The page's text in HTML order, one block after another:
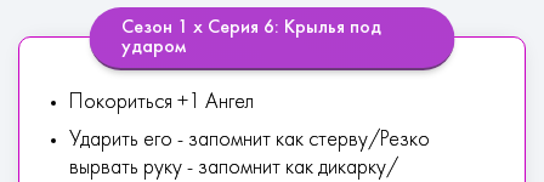
Сезон 1 х Серия 6: Крылья под
ударом
Покориться +1 Ангел
Ударить его - запомнит как стерву/Резко
вырвать руку - запомнит как дикарку/